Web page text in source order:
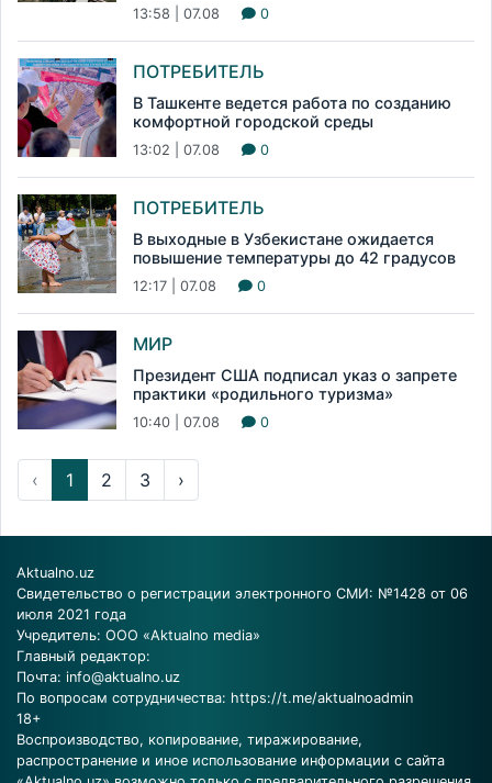
13:58 | 07.08 0
ПОТРЕБИТЕЛЬ
В Ташкенте ведется работа по созданию
комфортной городской среды
13:02 | 07.08 0
ПОТРЕБИТЕЛЬ
В выходные в Узбекистане ожидается
повышение температуры до 42 градусов
12:17 | 07.08 0
МИР
Президент США подписал указ о запрете
практики «родильного туризма»
10:40 | 07.08 0
‹ 1 2 3 ›
Aktualno.uz
Свидетельство о регистрации электронного СМИ: №1428 от 06
июля 2021 года
Учредитель: ООО «Aktualno media»
Главный редактор:
Почта: info@aktualno.uz
По вопросам сотрудничества: https://t.me/aktualnoadmin
18+
Воспроизводство, копирование, тиражирование,
распространение и иное использование информации с сайта